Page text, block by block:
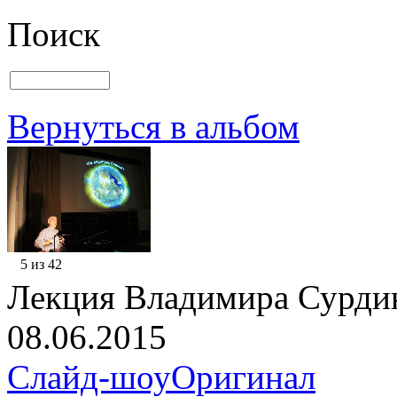
Поиск
Вернуться в альбом
5 из 42
Лекция Владимира
08.06.2015
Слайд-шоуОригинал